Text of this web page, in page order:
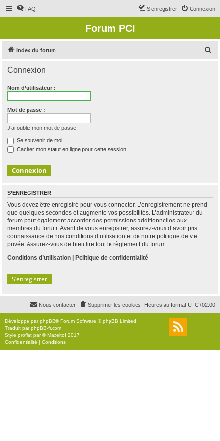
FAQ Connexion
S’enregistrer
Forum PCI
Index du forum
Connexion
Nom d’utilisateur :
Mot de passe :
J’ai oublié mon mot de passe
Se souvenir de moi
Cacher mon statut en ligne pour cette session
S’ENREGISTRER
Vous devez être enregistré pour vous connecter. L’enregistrement ne prend
que quelques secondes et augmente vos possibilités. L’administrateur du
forum peut également accorder des permissions additionnelles aux
membres du forum. Avant de vous enregistrer, assurez-vous d’avoir pris
connaissance de nos conditions d’utilisation et de notre politique de vie
privée. Assurez-vous de bien lire tout le règlement du forum.
Conditions d’utilisation | Politique de confidentialité
S’enregistrer
Heures au format UTC+02:00
Supprimer les cookies
Nous contacter
Développé parphpBB® Forum Software © phpBB Limited
Traduit parphpBB-fr.com
Style proflat par ©Mazeltof 2017
Confidentialité | Conditions